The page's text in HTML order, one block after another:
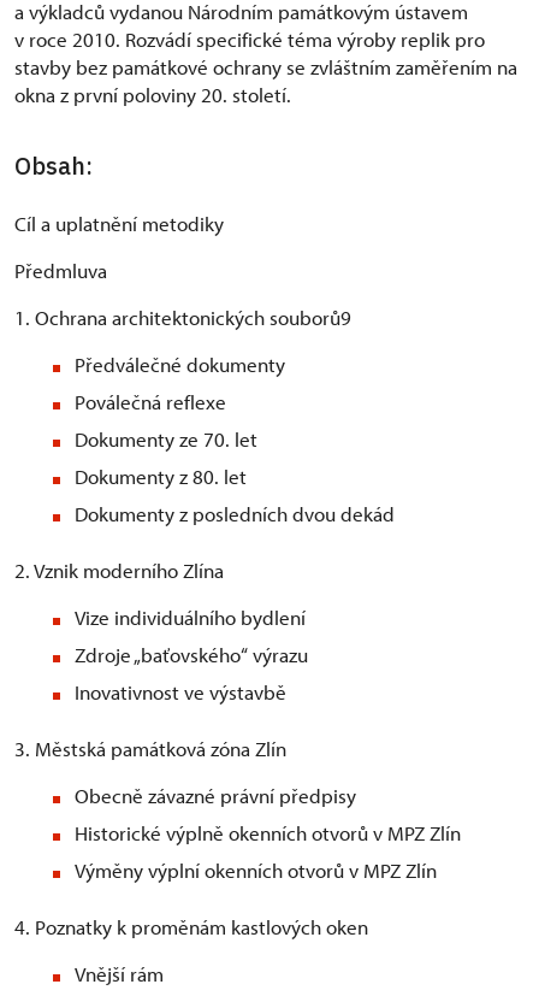
a výkladců vydanou Národním památkovým ústavem
v roce 2010. Rozvádí specifické téma výroby replik pro
stavby bez památkové ochrany se zvláštním zaměřením na
okna z první poloviny 20. století.
Obsah:
Cíl a uplatnění metodiky
Předmluva
1. Ochrana architektonických souborů9
Předválečné dokumenty
Poválečná reflexe
Dokumenty ze 70. let
Dokumenty z 80. let
Dokumenty z posledních dvou dekád
2. Vznik moderního Zlína
Vize individuálního bydlení
Zdroje „baťovského“ výrazu
Inovativnost ve výstavbě
3. Městská památková zóna Zlín
Obecně závazné právní předpisy
Historické výplně okenních otvorů v MPZ Zlín
Výměny výplní okenních otvorů v MPZ Zlín
4. Poznatky k proměnám kastlových oken
Vnější rám